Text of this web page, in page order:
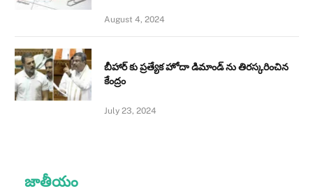
August 4, 2024
బీహార్ కు ప్రత్యేక హోదా డిమాండ్ ను తిరస్కరించిన
కేంద్రం
July 23, 2024
జాతీయం